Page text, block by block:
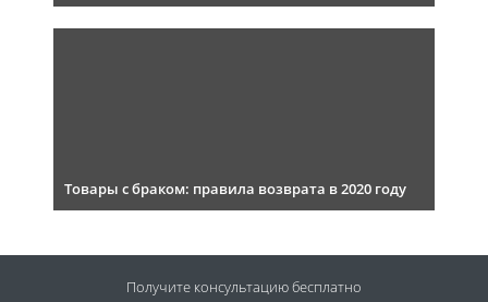
Товары с браком: правила возврата в 2020 году
Получите консультациюбесплатно